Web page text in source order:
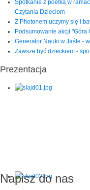
Spotkanie z poetką w
Czytania Dzieciom
Z Photonem uczymy się i
Podsumowanie akcji "Góra
Generator Nauki w Jaśle -
Zawsze być dzieckiem -
Prezentacja
Napisz do nas